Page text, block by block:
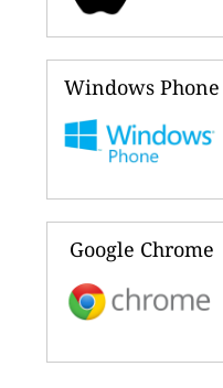
Windows Phone
Google Chrome